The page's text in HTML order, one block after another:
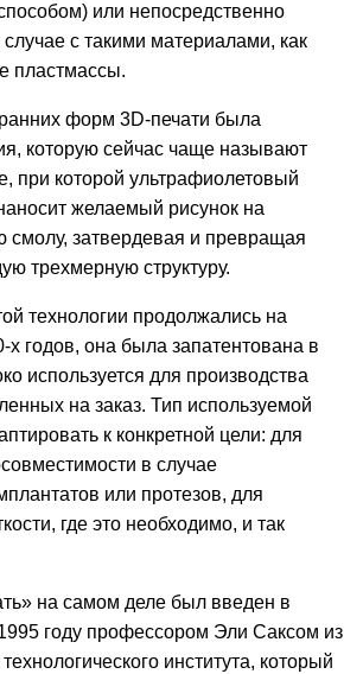
или непосредственно
с такими материалами, как
пластмассы.
форм 3D-печати была
которую сейчас чаще называют
при которой ультрафиолетовый
желаемый рисунок на
затвердевая и превращая
трехмерную структуру.
технологии продолжались на
х годов, она была запатентована в
используется для производства
на заказ. Тип используемой
к конкретной цели: для
в случае
или протезов, для
где это необходимо, и так
на самом деле был введен в
году профессором Эли Саксом из
института, который